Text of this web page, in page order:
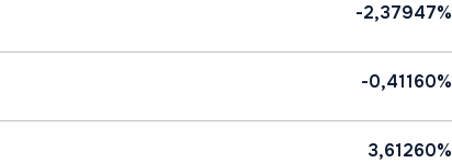
-2,37947%
-0,41160%
3,61260%